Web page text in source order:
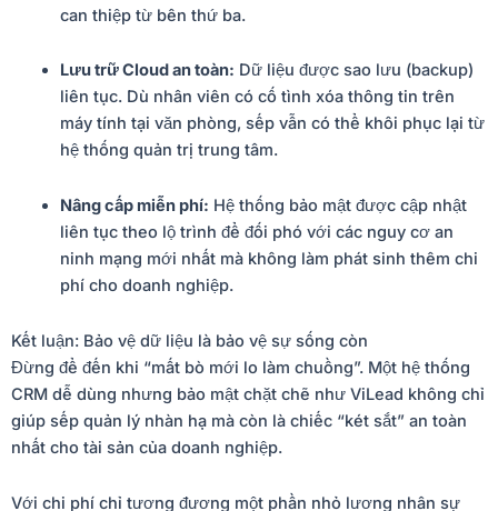
can thiệp từ bên thứ ba.
Lưu trữ Cloud an toàn: Dữ liệu được sao lưu (backup)
liên tục. Dù nhân viên có cố tình xóa thông tin trên
máy tính tại văn phòng, sếp vẫn có thể khôi phục lại từ
hệ thống quản trị trung tâm.
Nâng cấp miễn phí: Hệ thống bảo mật được cập nhật
liên tục theo lộ trình để đối phó với các nguy cơ an
ninh mạng mới nhất mà không làm phát sinh thêm chi
phí cho doanh nghiệp.
Kết luận: Bảo vệ dữ liệu là bảo vệ sự sống còn
Đừng để đến khi “mất bò mới lo làm chuồng”. Một hệ thống
CRM dễ dùng nhưng bảo mật chặt chẽ như ViLead không chỉ
giúp sếp quản lý nhàn hạ mà còn là chiếc “két sắt” an toàn
nhất cho tài sản của doanh nghiệp.
Với chi phí chỉ tương đương một phần nhỏ lương nhân sự